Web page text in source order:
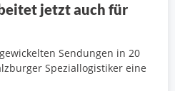
jetzt auch für
Sendungen in 20
Speziallogistiker eine